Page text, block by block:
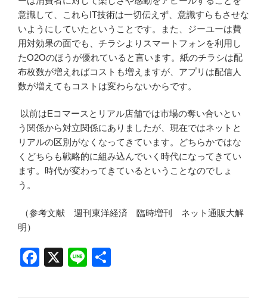
意識して、これらIT技術は一切伝えず、意識すらもさせな
いようにしていたということです。また、ジーユーは費
用対効果の面でも、チラシよりスマートフォンを利用し
たO2Oのほうが優れていると言います。紙のチラシは配
布枚数が増えればコストも増えますが、アプリは配信人
数が増えてもコストは変わらないからです。
以前はEコマースとリアル店舗では市場の奪い合いとい
う関係から対立関係にありましたが、現在ではネットと
リアルの区別がなくなってきています。どちらかではな
くどちらも戦略的に組み込んでいく時代になってきてい
ます。時代が変わってきているということなのでしょ
う。
（参考文献 週刊東洋経済 臨時増刊 ネット通販大解
明）
F
X
Li